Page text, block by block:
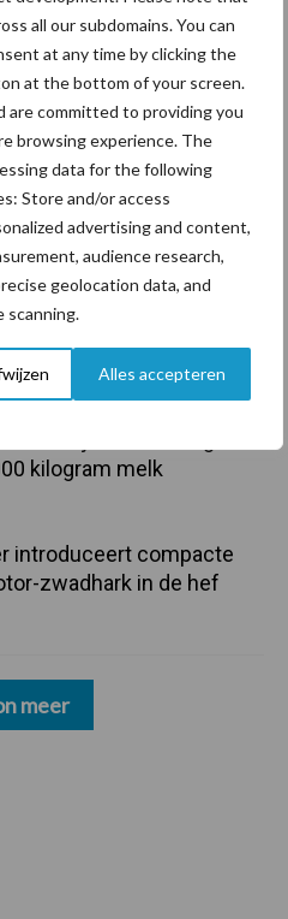
all our subdomains. You can
at any time by clicking the
at the bottom of your screen.
are committed to providing you
browsing experience. The
data for the following
Store and/or access
advertising and content,
audience research,
geolocation data, and
scanning.
Alles accepteren
Partner nieuws
ziet volume en
groeien in krimpende
markt
tips voor een
praktische
is in Polen
ooit”
kilogram melk
introduceert compacte
zwadhark in de hef
meer